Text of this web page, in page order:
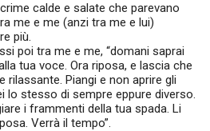
calde e salate che parevano
me e me (anzi tra me e lui)
più.
poi tra me e me, “domani saprai
tua voce. Ora riposa, e lascia che
rilassante. Piangi e non aprire gli
lo stesso di sempre eppure diverso.
i frammenti della tua spada. Li
Verrà il tempo”.